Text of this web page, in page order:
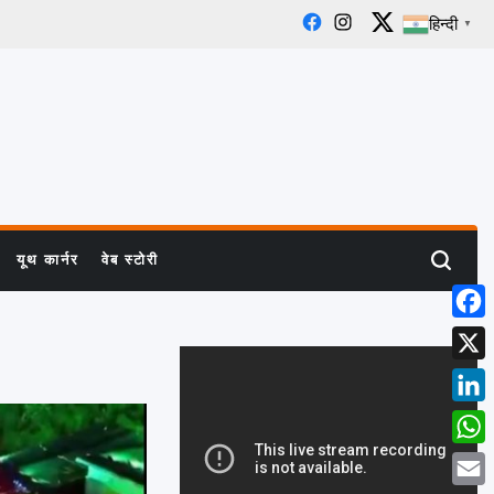
Facebook
Instagram
X हिन्दी ▼
यूथ कार्नर वेब स्टोरी Search
X